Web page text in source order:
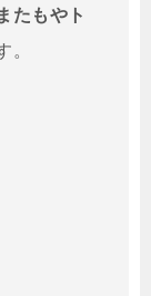
たもやト
。